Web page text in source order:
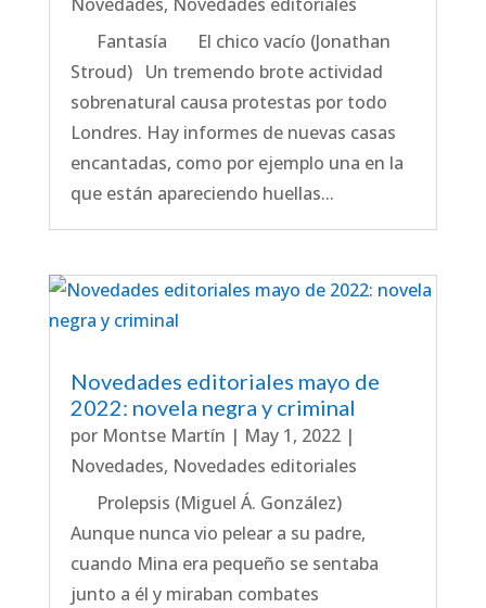
Fantasía El chico vacío (Jonathan
Stroud) Un tremendo brote actividad
sobrenatural causa protestas por todo
Londres. Hay informes de nuevas casas
encantadas, como por ejemplo una en la
que están apareciendo huellas...
Novedades editoriales mayo de
2022: novela negra y criminal
por Montse Martín | May 1, 2022|
Novedades, Novedades editoriales
Prolepsis (Miguel Á. González)
Aunque nunca vio pelear a su padre,
cuando Mina era pequeño se sentaba
junto a él y miraban combates